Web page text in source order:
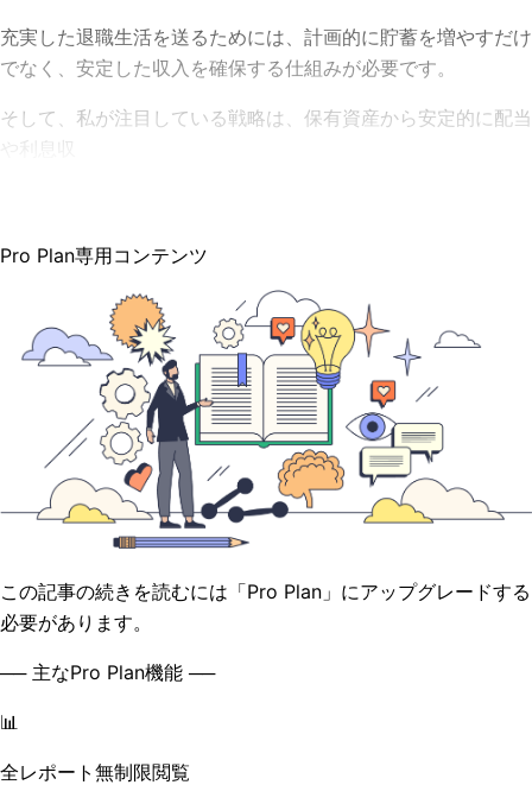
充実した退職生活を送るためには、計画的に貯蓄を増やすだけ
でなく、安定した収入を確保する仕組みが必要です。
そして、私が注目している戦略は、保有資産から安定的に配当
や利息収
Pro Plan専用コンテンツ
この記事の続きを読むには「Pro Plan」にアップグレードする
必要があります。
── 主なPro Plan機能 ──
📊
全レポート無制限閲覧